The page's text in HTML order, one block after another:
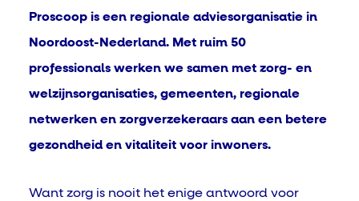
Proscoop is een regionale adviesorganisatie in
Noordoost-Nederland. Met ruim 50
professionals werken we samen met zorg- en
welzijnsorganisaties, gemeenten, regionale
netwerken en zorgverzekeraars aan een betere
gezondheid en vitaliteit voor inwoners.
Want zorg is nooit het enige antwoord voor